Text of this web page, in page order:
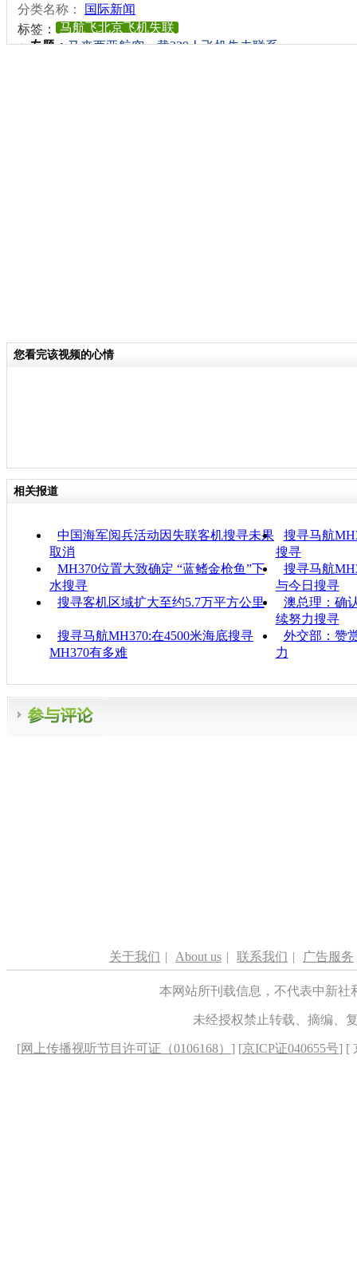
分类名称：
国际新闻
标签：
马航飞北京飞机失联
专题：马来西亚航空一载239人飞机失去联系
您看完该视频的心情
相关报道
中国海军阅兵活动因失联客机搜寻未果
取消
搜寻马航
搜寻
MH370位置大致确定 “蓝鳍金枪鱼”下
水搜寻
搜寻马航
与今日搜寻
搜寻客机区域扩大至约5.7万平方公里
澳总理：确
续努力搜寻
搜寻马航MH370:在4500米海底搜寻
MH370有多难
外交部：赞
力
关于我们 | About us | 联系我们 | 广告服务
本网站所刊载信息，不代表中新
未经授权禁止转载、摘编、
[网上传播视听节目许可证（0106168） ] [京ICP证040655号] [